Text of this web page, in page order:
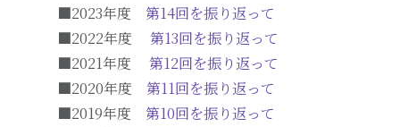
■2023年度 第14回を振り返って
■2022年度 第13回を振り返って
■2021年度 第12回を振り返って
■2020年度 第11回を振り返って
■2019年度 第10回を振り返って